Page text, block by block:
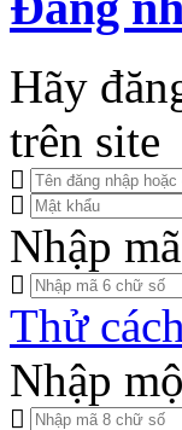
Hãy
trên site
Nhập
Thử
Nhập